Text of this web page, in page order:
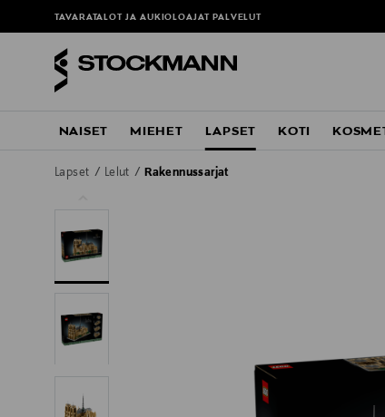
TAVARATALOT JA AUKIOLOAJAT PALVELUT
NAISET MIEHET LAPSET KOTI
Lapset Lelut Rakennussarjat